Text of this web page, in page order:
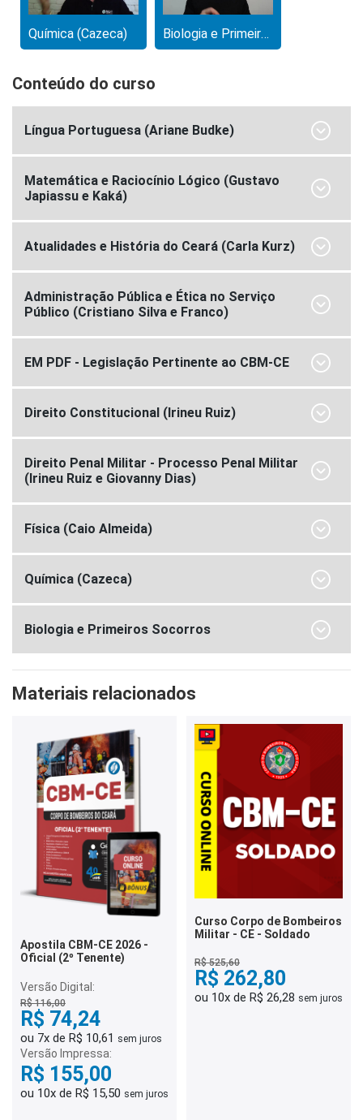
Química (Cazeca) Biologia e Primeiros Socorros
Conteúdo do curso
Língua Portuguesa (Ariane Budke)
Matemática e Raciocínio Lógico (Gustavo
Japiassu e Kaká)
Atualidades e História do Ceará (Carla Kurz)
Administração Pública e Ética no Serviço
Público (Cristiano Silva e Franco)
EM PDF - Legislação Pertinente ao CBM-CE
Direito Constitucional (Irineu Ruiz)
Direito Penal Militar - Processo Penal Militar
(Irineu Ruiz e Giovanny Dias)
Física (Caio Almeida)
Química (Cazeca)
Biologia e Primeiros Socorros
Materiais relacionados
Apostila CBM-CE 2026 -
Oficial (2º Tenente)
Versão Digital:
R$ 116,00
R$ 74,24
ou 7x de R$ 10,61 sem juros
Versão Impressa:
R$ 155,00
ou 10x de R$ 15,50 sem juros
Curso Corpo de Bombeiros
Militar - CE - Soldado
R$ 525,60
R$ 262,80
ou 10x de R$ 26,28 sem juros